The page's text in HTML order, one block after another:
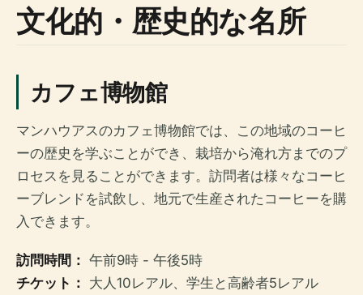
文化的・歴史的な名所
カフェ博物館
マンハウアスのカフェ博物館では、この地域のコーヒ
ーの歴史を学ぶことができ、栽培から淹れ方までのプ
ロセスを見ることができます。訪問者は様々なコーヒ
ーブレンドを試飲し、地元で生産されたコーヒーを購
入できます。
訪問時間： 午前9時 - 午後5時
チケット： 大人10レアル、学生と高齢者5レアル